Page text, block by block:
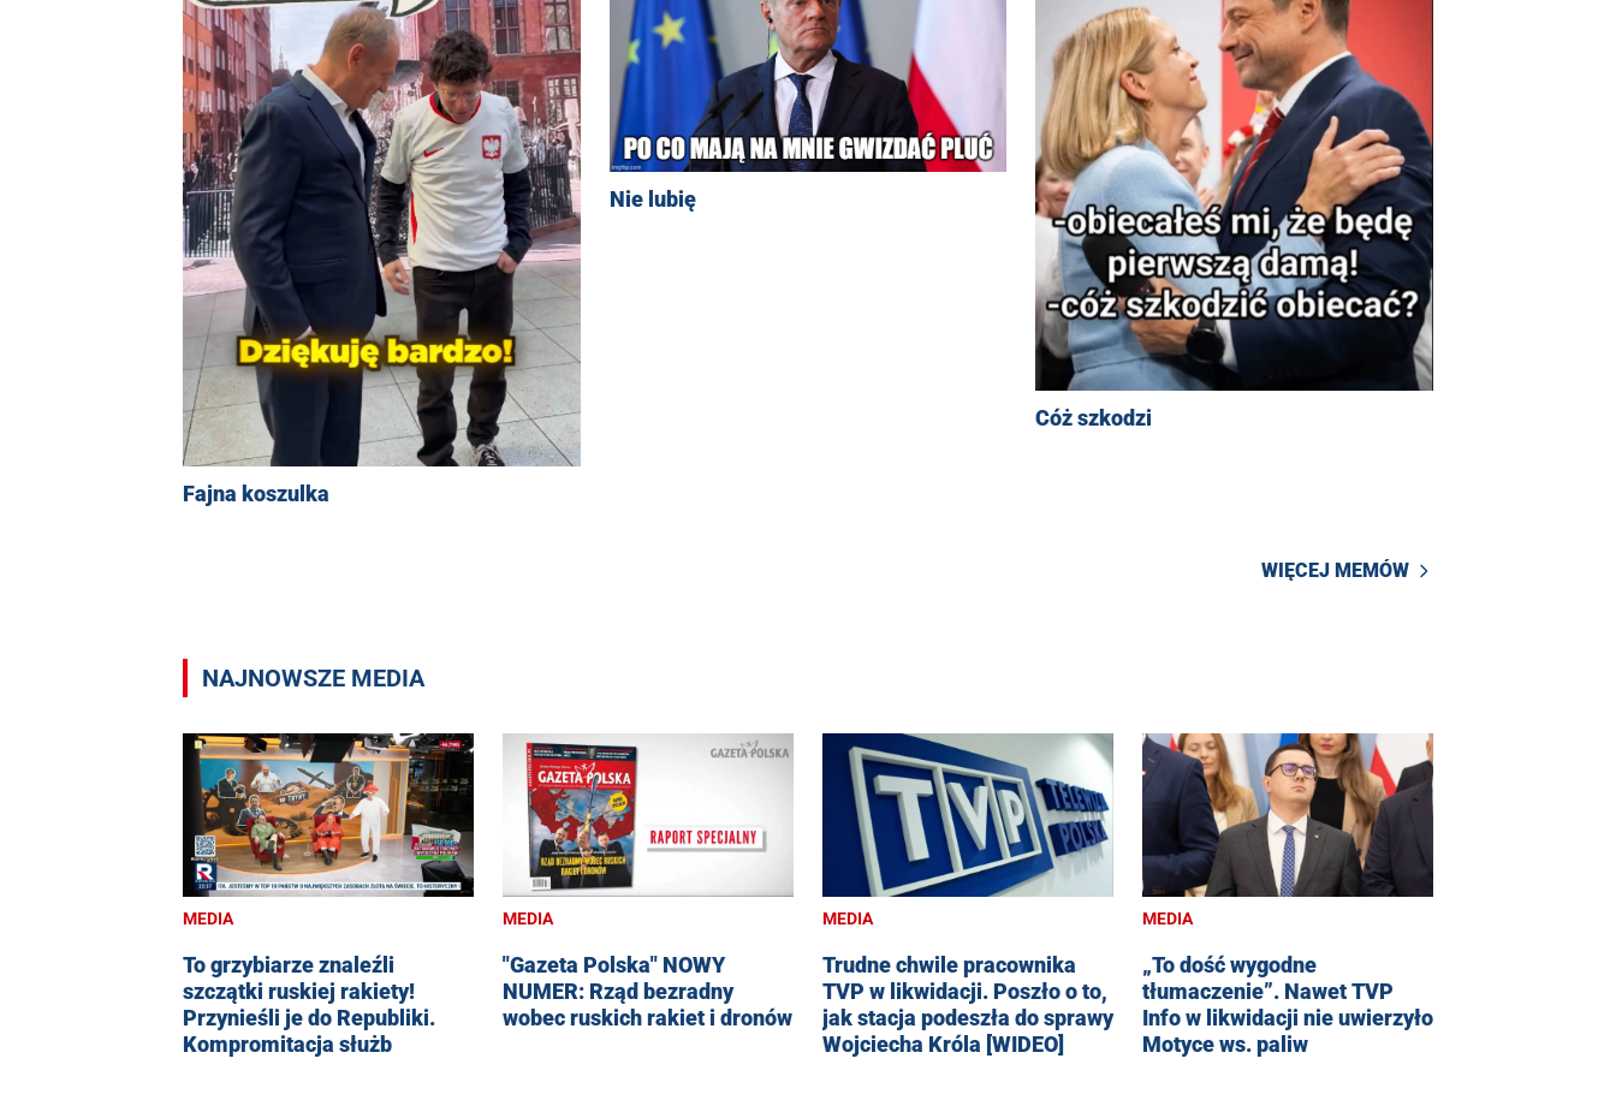
Fajna koszulka
Nie lubię
Cóż szkodzi
WIĘCEJ MEMÓW
NAJNOWSZE MEDIA
MEDIA
To grzybiarze znaleźli
szczątki ruskiej rakiety!
Przynieśli je do Republiki.
Kompromitacja służb
MEDIA
"Gazeta Polska" NOWY
NUMER: Rząd bezradny
wobec ruskich rakiet i dronów
MEDIA
Trudne chwile pracownika
TVP w likwidacji. Poszło o to,
jak stacja podeszła do sprawy
Wojciecha Króla [WIDEO]
MEDIA
„To dość wygodne
tłumaczenie”. Nawet TVP
Info w likwidacji nie uwierzyło
Motyce ws. paliw